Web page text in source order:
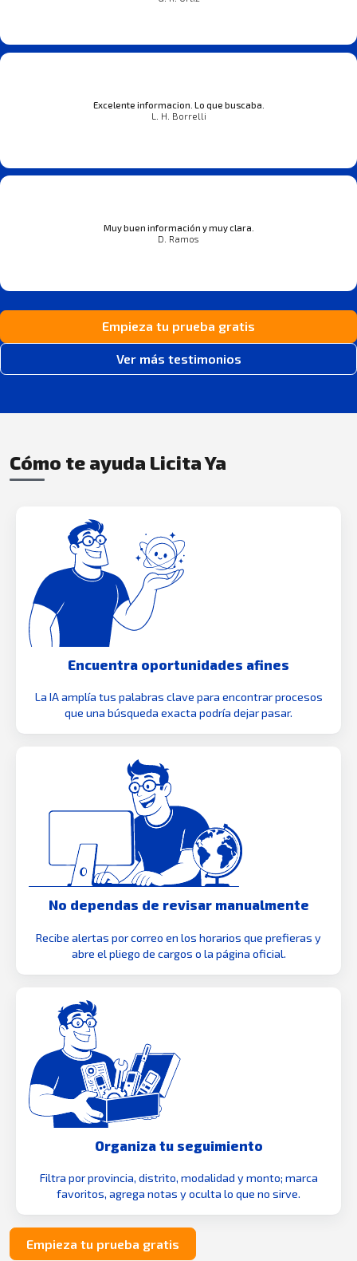
Excelente informacion. Lo que buscaba.
L. H. Borrelli
Muy buen información y muy clara.
D. Ramos
Empieza tu prueba gratis
Ver más testimonios
Cómo te ayuda Licita Ya
Encuentra oportunidades afines
La IA amplía tus palabras clave para encontrar procesos
que una búsqueda exacta podría dejar pasar.
No dependas de revisar manualmente
Recibe alertas por correo en los horarios que prefieras y
abre el pliego de cargos o la página oficial.
Organiza tu seguimiento
Filtra por provincia, distrito, modalidad y monto; marca
favoritos, agrega notas y oculta lo que no sirve.
Empieza tu prueba gratis